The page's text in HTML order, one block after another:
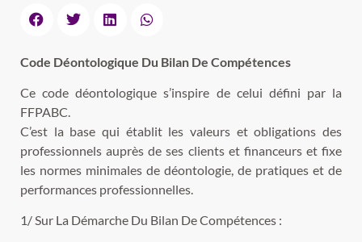
Code Déontologique Du Bilan De Compétences
Ce code déontologique s’inspire de celui défini par la
FFPABC.
C’est la base qui établit les valeurs et obligations des
professionnels auprès de ses clients et financeurs et fixe
les normes minimales de déontologie, de pratiques et de
performances professionnelles.
1/ Sur La Démarche Du Bilan De Compétences :